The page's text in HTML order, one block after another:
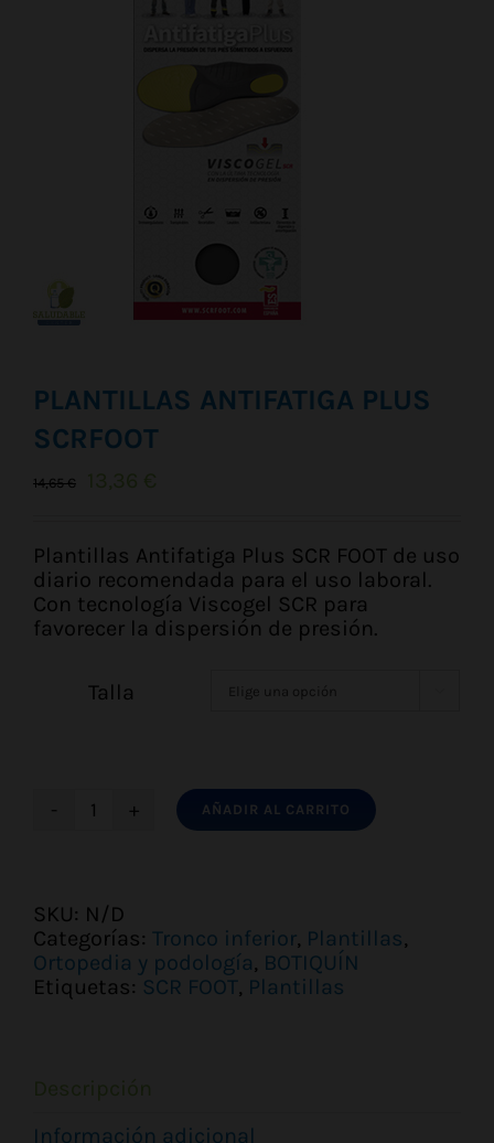
Vitaminas y Suplementos
PLANTILLAS ANTIFATIGA PLUS
SCRFOOT
14,65€
era:
14,65 €.
es:
13,36 €.
Plantillas Antifatiga Plus SCR FOOT de uso
diario recomendada para el uso laboral.
Con tecnología Viscogel SCR para
favorecer la dispersión de presión.
Talla
PLANTILLAS
cantidad
AÑADIR AL CARRITO
SKU: N/D
Categorías: Tronco inferior, Plantillas,
Ortopedia y podología, BOTIQUÍN
Etiquetas: SCR FOOT, Plantillas
Información adicional